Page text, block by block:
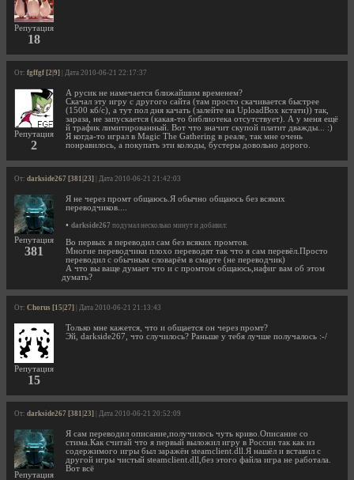
Репутация
18
От: fgffgf [2|9] | Дата 2010-06-21 22:17:37
Репутация
2
А русик не намечается ближайшим временем?
Скачал эту игру с другого сайта (там просто скачивается быстрее
(1500 кб/с), а тут пол дня качать (залейте на UploadBox кстати)) так,
зараза, не запускается (какая-то библиотека отсутствует). А у меня ещё
й трафик лимитированный. Вот что значит скупой платит дважды... :)
Я когда-то играл в Magic The Gathering в реале, так мне очень
понравилось, а покупать эти колоды, бустеры довольно дорого.
От: darkside267 [381|23] | Дата 2010-06-21 21:42:03
Репутация
381
Я не через промт общаюсь.Я обычно общаюсь без всяких
переводчиков....
• darkside267 подумал несколько минут и добавил:
Во первых я переводил сам без всяких промтов.
Многие переводчики плохо переводят так что я сам перевёл.Просто
переводил с обычным словарём в смарте (не переводчик)
А что вы ваще думает что и с промтом общаюсь,нафиг вам об этом
думать?
От: Chorus [15|27] | Дата 2010-06-21 21:13:43
Репутация
15
Только мне кажется, что и общается он через промт?
Эй, darkside267, что случилось? Раньше у тебя лучше получалось :-/
От: darkside267 [381|23] | Дата 2010-06-21 20:52:09
Репутация
Я сам переводил описание,получилось чуть криво.Описание со
стима.Как считай что я первый выложил игру в России так как из
содержимого игры был заражён steamclient.dll.Я нашёл и вставил с
другой игры чистый steamclient.dll,без этого файла игра не работала.
Вот всё